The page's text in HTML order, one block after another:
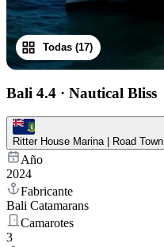
Todas (17)
Bali 4.4 · Nautical Bliss
Ritter House Marina | Road Town
Año
2024
Fabricante
Bali Catamarans
Camarotes
3